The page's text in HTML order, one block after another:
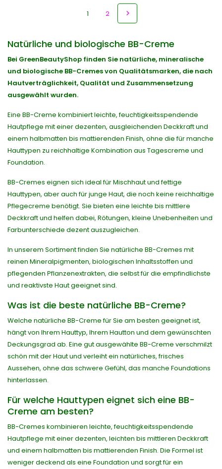
1 2
Natürliche und biologische BB-Creme
Bei GreenBeautyShop finden Sie natürliche, mineralische
und biologische BB-Cremes von Qualitätsmarken, die nach
Hautverträglichkeit, Qualität und Zusammensetzung
ausgewählt wurden.
Eine BB-Creme kombiniert leichte, feuchtigkeitsspendende
Hautpflege mit einer dezenten, ausgleichenden Deckkraft und
einem halbmatten bis mattierenden Finish, ohne die für manche
Hauttypen zu reichhaltige Kombination aus Tagescreme und
Foundation.
BB-Cremes eignen sich ideal für Mischhaut und fettige
Hauttypen, aber auch für junge Haut, die noch keine reichhaltige
Pflegecreme benötigt. Sie bieten eine leichte bis mittlere
Deckkraft und helfen dabei, Rötungen, kleine Unebenheiten und
Farbunterschiede dezent auszugleichen.
In unserem Sortiment finden Sie natürliche BB-Cremes mit
reinen Mineralpigmenten, biologischen Inhaltsstoffen und
pflegenden Pflanzenextrakten, die selbst für die empfindlichste
und reaktivste Haut geeignet sind.
Was ist die beste natürliche BB-Creme?
Welche natürliche BB-Creme für Sie am besten geeignet ist,
hängt von Ihrem Hauttyp, Ihrem Hautton und dem gewünschten
Deckungsgrad ab. Eine gut ausgewählte BB-Creme verschmilzt
schön mit der Haut und verleiht ein natürliches, frisches
Aussehen, ohne das schwere Gefühl, das manche Foundations
hinterlassen.
Für welche Hauttypen eignet sich eine BB-
Creme am besten?
BB-Cremes kombinieren leichte, feuchtigkeitsspendende
Hautpflege mit einer dezenten, leichten bis mittleren Deckkraft
und einem halbmatten bis mattierenden Finish. Die Formel ist
weniger deckend als eine Foundation und sorgt für ein